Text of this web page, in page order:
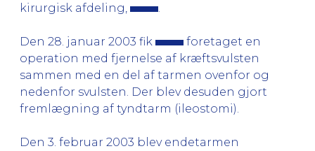
kirurgisk afdeling,
Den 28. januar 2003 fik
foretaget en
operation med fjernelse af kræftsvulsten
sammen med en del af tarmen ovenfor og
nedenfor svulsten. Der blev desuden gjort
fremlægning af tyndtarm (ileostomi).
Den 3. februar 2003 blev endetarmen